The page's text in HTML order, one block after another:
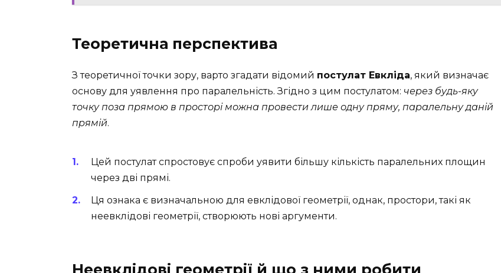
Теоретична перспектива
З теоретичної точки зору, варто згадати відомий постулат Евкліда, який визначає
основу для уявлення про паралельність. Згідно з цим постулатом: через будь-яку
точку поза прямою в просторі можна провести лише одну пряму, паралельну даній
прямій.
Цей постулат спростовує спроби уявити більшу кількість паралельних площин
через дві прямі.
Ця ознака є визначальною для евклідової геометрії, однак, простори, такі як
неевклідові геометрії, створюють нові аргументи.